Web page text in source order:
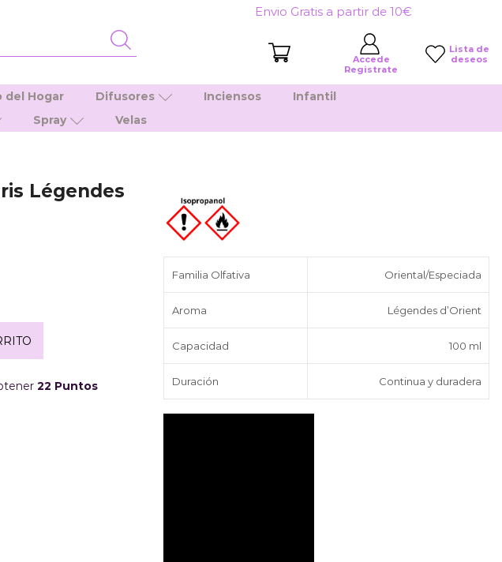
Envio Gratis a partir de 10€
Accede
Registrate
Lista de
deseos
del Hogar Difusores Inciensos
Infantil
Spray
Velas
Légendes
22 Puntos
Familia Olfativa Oriental/Especiada
Aroma Légendes d’Orient
Capacidad 100 ml
Duración Continua y duradera